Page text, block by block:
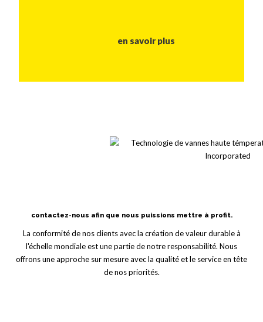
en savoir plus
contactez-nous afin que nous puissions mettre à profit.
La conformité de nos clients avec la création de valeur durable à
l'échelle mondiale est une partie de notre responsabilité. Nous
offrons une approche sur mesure avec la qualité et le service en tête
de nos priorités.